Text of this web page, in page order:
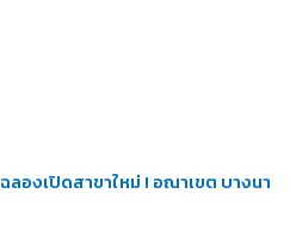
ฉลองเปิดสาขาใหม่ ! อณาเขต บางนา